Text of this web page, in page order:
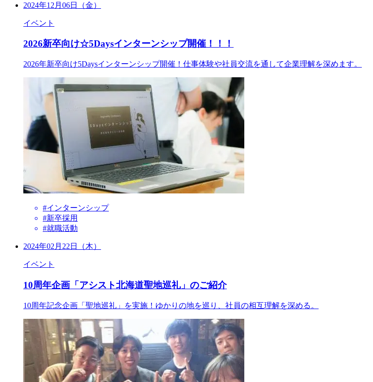
2024年12月06日（金）
イベント
2026新卒向け☆5Daysインターンシップ開催！！！
2026年新卒向け5Daysインターンシップ開催！仕事体験や社員交流を通して企業理解を深めます。
#インターンシップ
#新卒採用
#就職活動
2024年02月22日（木）
イベント
10周年企画「アシスト北海道聖地巡礼」のご紹介
10周年記念企画「聖地巡礼」を実施！ゆかりの地を巡り、社員の相互理解を深める。